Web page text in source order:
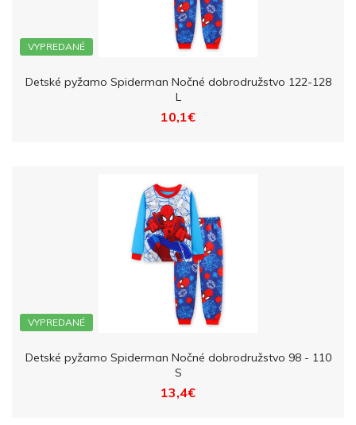
VYPREDANÉ
Detské pyžamo Spiderman Nočné dobrodružstvo 122-128
L
10,1€
VYPREDANÉ
Detské pyžamo Spiderman Nočné dobrodružstvo 98 - 110
S
13,4€